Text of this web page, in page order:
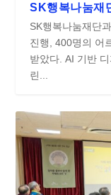
SK행복나눔재
SK행복나눔재단
진행, 400명의 어
받았다. AI 기반
린...